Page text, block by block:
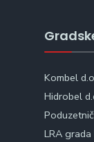
Kombel
Hidrobel
LRA